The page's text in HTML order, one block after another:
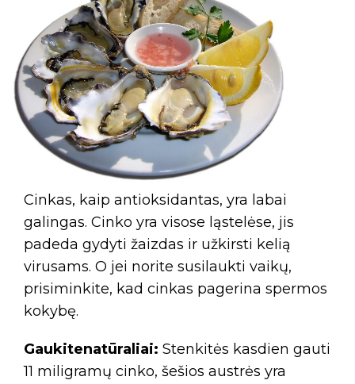
Cinkas, kaip antioksidantas, yra labai
galingas. Cinko yra visose ląstelėse, jis
padeda gydyti žaizdas ir užkirsti kelią
virusams. O jei norite susilaukti vaikų,
prisiminkite, kad cinkas pagerina spermos
kokybę.
Gaukitenatūraliai: Stenkitės kasdien gauti
11 miligramų cinko, šešios austrės yra